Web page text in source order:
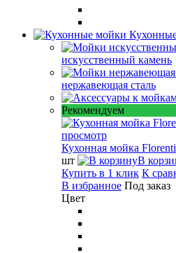
искусственный камень
нержавеющая сталь
Рекомендуем
просмотр
Кухонная мойка
шт
В
Купить в 1 клик К
В избранное Под заказ
Цвет